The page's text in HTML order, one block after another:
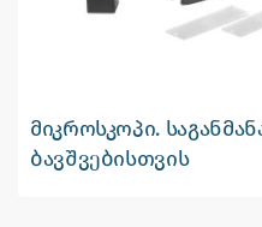
მიკროსკოპი.
ბავშვებისთვის